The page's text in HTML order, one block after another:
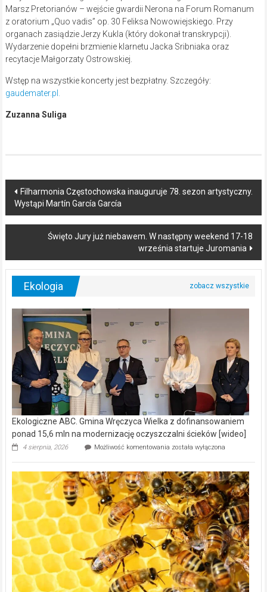
Marsz Pretorianów – wejście gwardii Nerona na Forum Romanum
z oratorium „Quo vadis” op. 30 Feliksa Nowowiejskiego. Przy
organach zasiądzie Jerzy Kukla (który dokonał transkrypcji).
Wydarzenie dopełni brzmienie klarnetu Jacka Sribniaka oraz
recytacje Małgorzaty Ostrowskiej.
Wstęp na wszystkie koncerty jest bezpłatny. Szczegóły:
gaudemater.pl.
Zuzanna Suliga
Post
navigation
Filharmonia Częstochowska inauguruje 78. sezon artystyczny.
Wystąpi Martín García García
Święto Jury już niebawem. W następny weekend 17-18
września startuje Juromania
Ekologia
Ekologiczne ABC. Gmina Wręczyca Wielka z dofinansowaniem
ponad 15,6 mln na modernizację oczyszczalni ścieków [wideo]
4 sierpnia, 2026 Możliwość komentowania Ekologiczne
Wręczyca
Wielka
z
dofinansowaniem
ponad
15,6
mln
na
modernizację
oczyszczalni
ścieków
[wideo]
została wyłączona